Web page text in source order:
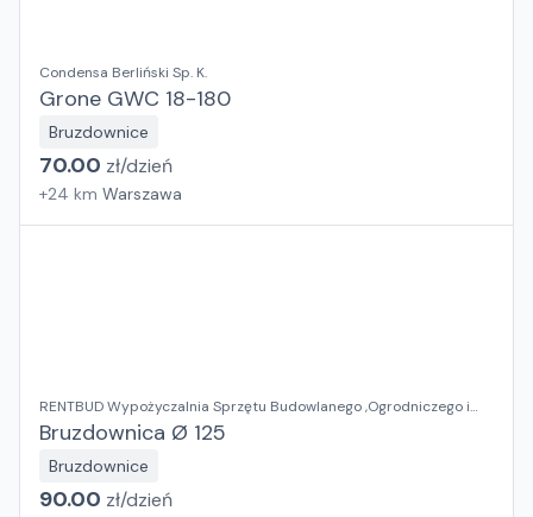
Condensa Berliński Sp. K.
Grone GWC 18-180
Bruzdownice
70.00 zł/dzień
+24 km Warszawa
RENTBUD Wypożyczalnia Sprzętu Budowlanego ,Ogrodniczego i
Elektronarzędzi
Bruzdownica Ø 125
Bruzdownice
90.00 zł/dzień